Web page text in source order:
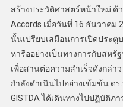
สร้างประวัติศาสตร์หน้าใหม่ ด้
Accords เมื่อวันที่ 16 ธันวาคม
นั้นเปรียบเสมือนการเปิดประตู
หารืออย่างเป็นทางการกับสหรั
เพื่อสานต่อความสำเร็จดังกล่
กำลังดำเนินไปอย่างเข้มข้น ด
GISTDA ได้เดินทางไปปฏิบัติภ